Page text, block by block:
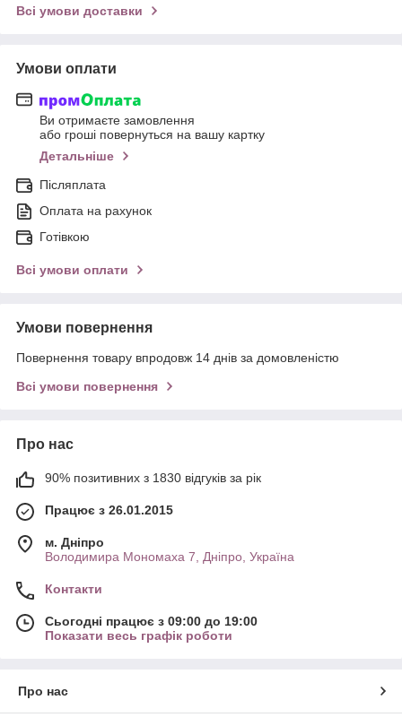
Всі умови доставки
Умови оплати
Ви отримаєте замовлення
або гроші повернуться на вашу картку
Детальніше
Післяплата
Оплата на рахунок
Готівкою
Всі умови оплати
Умови повернення
Повернення товару впродовж 14 днів за домовленістю
Всі умови повернення
Про нас
90% позитивних з 1830 відгуків за рік
Працює з 26.01.2015
м. Дніпро
Володимира Мономаха 7, Дніпро, Україна
Контакти
Сьогодні працює з 09:00 до 19:00
Показати весь графік роботи
Про нас